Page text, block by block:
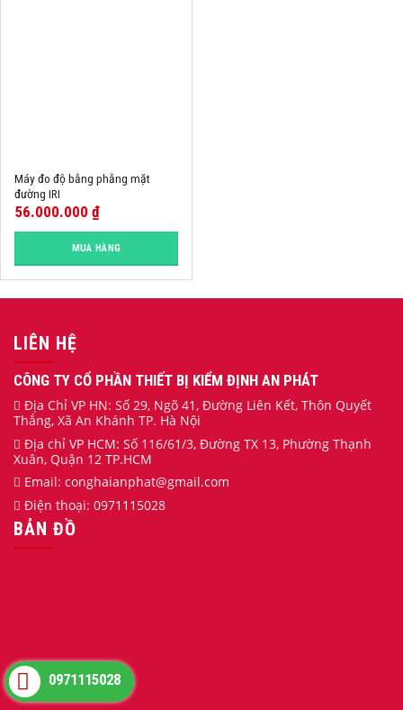
Máy đo độ bằng phằng mặt
đường IRI
56.000.000 ₫
MUA HÀNG
LIÊN HỆ
CÔNG TY CỔ PHẦN THIẾT BỊ KIỂM ĐỊNH AN PHÁT
Địa Chỉ VP HN: Số 29, Ngõ 41, Đường Liên Kết, Thôn Quyết
Thắng, Xã An Khánh TP. Hà Nội
Địa chỉ VP HCM: Số 116/61/3, Đường TX 13, Phường Thạnh
Xuân, Quận 12 TP.HCM
Email: conghaianphat@gmail.com
Điện thoại: 0971115028
BẢN ĐỒ
0971115028